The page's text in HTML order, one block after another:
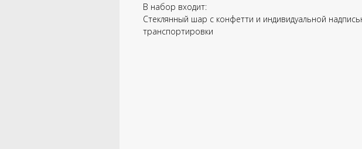
В набор входит:
Стеклянный шар с конфетти и индивидуальной
транспортировки